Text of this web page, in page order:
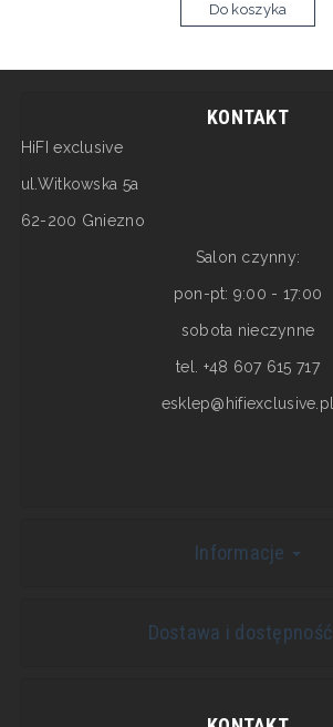
Do koszyka
KONTAKT
HiFI exclusive
ul.Witkowska 5a
62-200 Gniezno
Salon czynny:
pon-pt: 9:00 - 17:00
sobota nieczynne
tel. +48 607 615 717
esklep@hifiexclusive.pl
Informacje
Dostawa i dostępność